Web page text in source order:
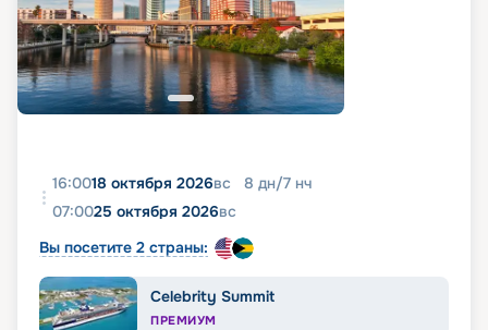
16:0018 октября 2026вс 8 дн/7 нч
07:0025 октября 2026вс
Вы посетите 2 страны:
Celebrity Summit
ПРЕМИУМ